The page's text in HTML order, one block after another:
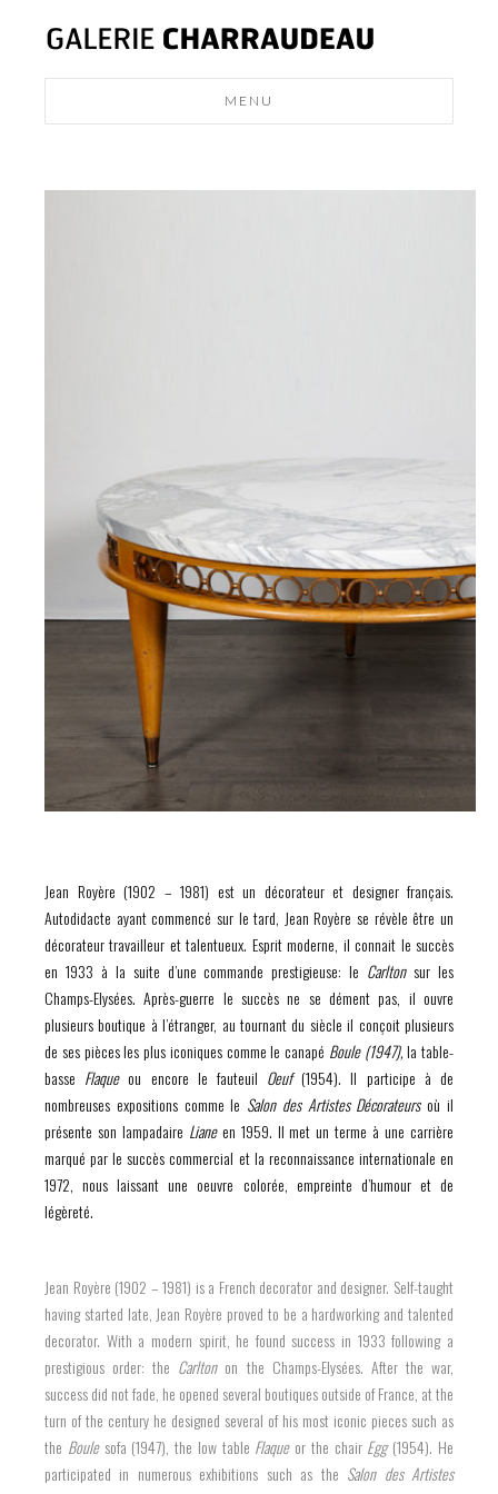
MENU
Jean Royère (1902 – 1981) est un décorateur et designer français.
Autodidacte ayant commencé sur le tard, Jean Royère se révèle être un
décorateur travailleur et talentueux. Esprit moderne, il connait le succès
en 1933 à la suite d’une commande prestigieuse: le Carltonsur les
Champs-Elysées. Après-guerre le succès ne se dément pas, il ouvre
plusieurs boutique à l’étranger, au tournant du siècle il conçoit plusieurs
de ses pièces les plus iconiques comme le canapé Boule (1947),la table-
basse Flaqueou encore le fauteuil Oeuf(1954). Il participe à de
nombreuses expositions comme le Salon des Artistes Décorateursoù il
présente son lampadaire Lianeen 1959. Il met un terme à une carrière
marqué par le succès commercial et la reconnaissance internationale en
1972, nous laissant une oeuvre colorée, empreinte d’humour et de
légèreté.
Jean Royère (1902 – 1981) is a French decorator and designer. Self-taught
having started late, Jean Royère proved to be a hardworking and talented
decorator. With a modern spirit, he found success in 1933 following a
prestigious order: the Carltonon the Champs-Elysées. After the war,
success did not fade, he opened several boutiques outside of France, at the
turn of the century he designed several of his most iconic pieces such as
the Boulesofa (1947), the low table Flaqueor the chair Egg(1954). He
participated in numerous exhibitions such as the Salon des Artistes